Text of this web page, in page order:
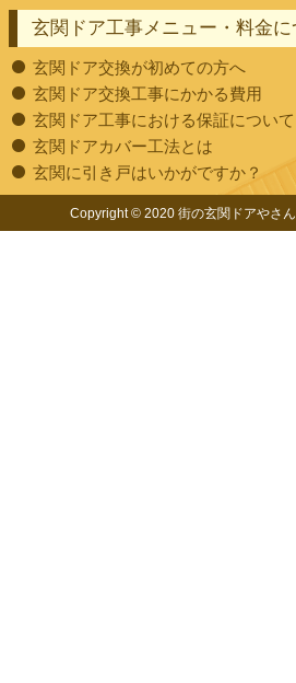
玄関ドア工事メニュー・料金に
玄関ドア交換が初めての方へ
玄関ドア交換工事にかかる費用
玄関ドア工事における保証について
玄関ドアカバー工法とは
玄関に引き戸はいかがですか？
Copyright © 2020 街の玄関ドアやさ